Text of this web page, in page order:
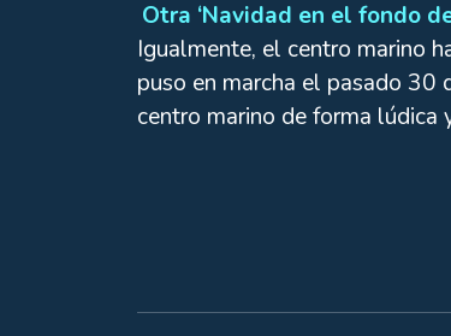
Otra ‘Navidad en el fondo
Igualmente, el centro marino
puso en marcha el pasado 30
centro marino de forma lúdica